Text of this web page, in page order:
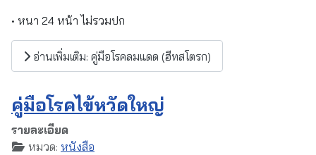
• หนา 24 หน้า ไม่รวมปก
อ่านเพิ่มเติม: คู่มือโรคลมแดด (ฮีทสโตรก)
คู่มือโรคไข้หวัดใหญ่
รายละเอียด
หมวด: หนังสือ